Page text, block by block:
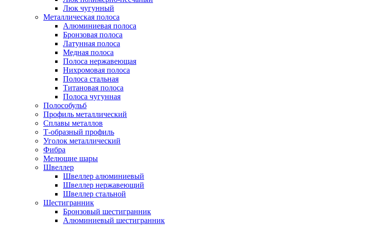
Люк чугунный
Металлическая полоса
Алюминиевая полоса
Бронзовая полоса
Латунная полоса
Медная полоса
Полоса нержавеющая
Нихромовая полоса
Полоса стальная
Титановая полоса
Полоса чугунная
Полособульб
Профиль металлический
Сплавы металлов
Т-образный профиль
Уголок металлический
Фибра
Мелющие шары
Швеллер
Швеллер алюминиевый
Швеллер нержавеющий
Швеллер стальной
Шестигранник
Бронзовый шестигранник
Алюминиевый шестигранник